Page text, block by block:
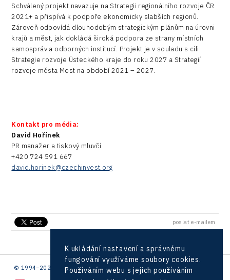
Schválený projekt navazuje na Strategii regionálního rozvoje ČR
2021+ a přispívá k podpoře ekonomicky slabších regionů.
Zároveň odpovídá dlouhodobým strategickým plánům na úrovni
krajů a měst, jak dokládá široká podpora ze strany místních
samospráv a odborných institucí. Projekt je v souladu s cíli
Strategie rozvoje Ústeckého kraje do roku 2027 a Strategií
rozvoje města Most na období 2021 – 2027.
Kontakt pro média:
David Hořínek
PR manažer a tiskový mluvčí
+420 724 591 667
david.horinek@czechinvest.org
poslat e-mailem
© 1994–2026 CzechInvest | .
K ukládání nastavení a správnému
fungování využíváme soubory cookies.
Používáním webu s jejich používáním